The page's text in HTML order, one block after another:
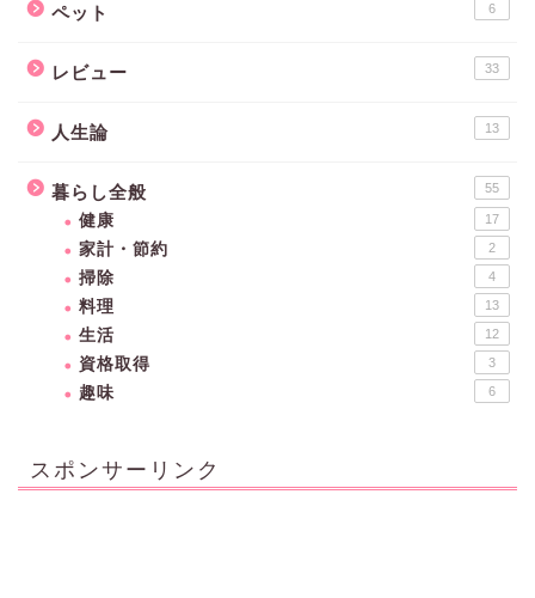
ペット 6
レビュー 33
人生論 13
暮らし全般 55
健康 17
家計・節約 2
掃除 4
料理 13
生活 12
資格取得 3
趣味 6
スポンサーリンク